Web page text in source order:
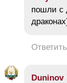
пошли с
Ответить
Duninov